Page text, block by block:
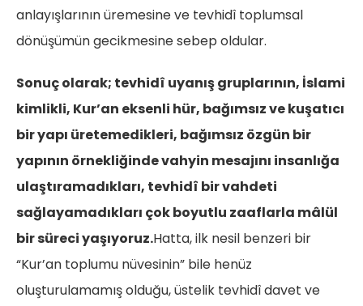
anlayışlarının üremesine ve tevhidî toplumsal
dönüşümün gecikmesine sebep oldular.
Sonuç olarak; tevhidî uyanış gruplarının, İslami
kimlikli, Kur’an eksenli hür, bağımsız ve kuşatıcı
bir yapı üretemedikleri, bağımsız özgün bir
yapının örnekliğinde vahyin mesajını insanlığa
ulaştıramadıkları, tevhidî bir vahdeti
sağlayamadıkları çok boyutlu zaaflarla mâlül
bir süreci yaşıyoruz.Hatta, ilk nesil benzeri bir
“Kur’an toplumu nüvesinin” bile henüz
oluşturulamamış olduğu, üstelik tevhidî davet ve